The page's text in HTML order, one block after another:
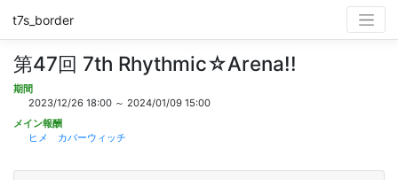
t7s_border
第47回 7th Rhythmic☆Arena!!
期間
2023/12/26 18:00 ～ 2024/01/09 15:00
メイン報酬
ヒメ カバーウィッチ